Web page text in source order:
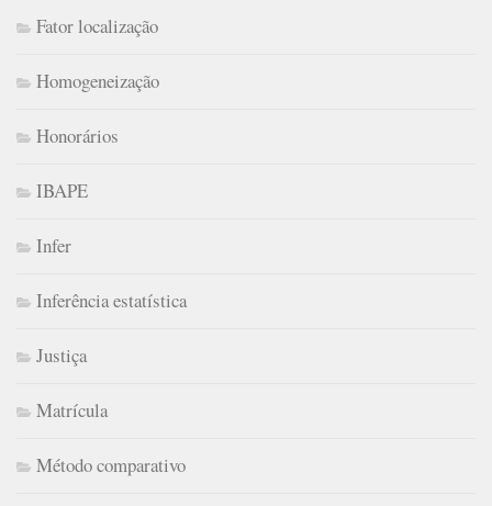
Fator localização
Homogeneização
Honorários
IBAPE
Infer
Inferência estatística
Justiça
Matrícula
Método comparativo